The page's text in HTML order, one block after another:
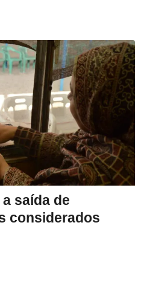
saída de
considerados